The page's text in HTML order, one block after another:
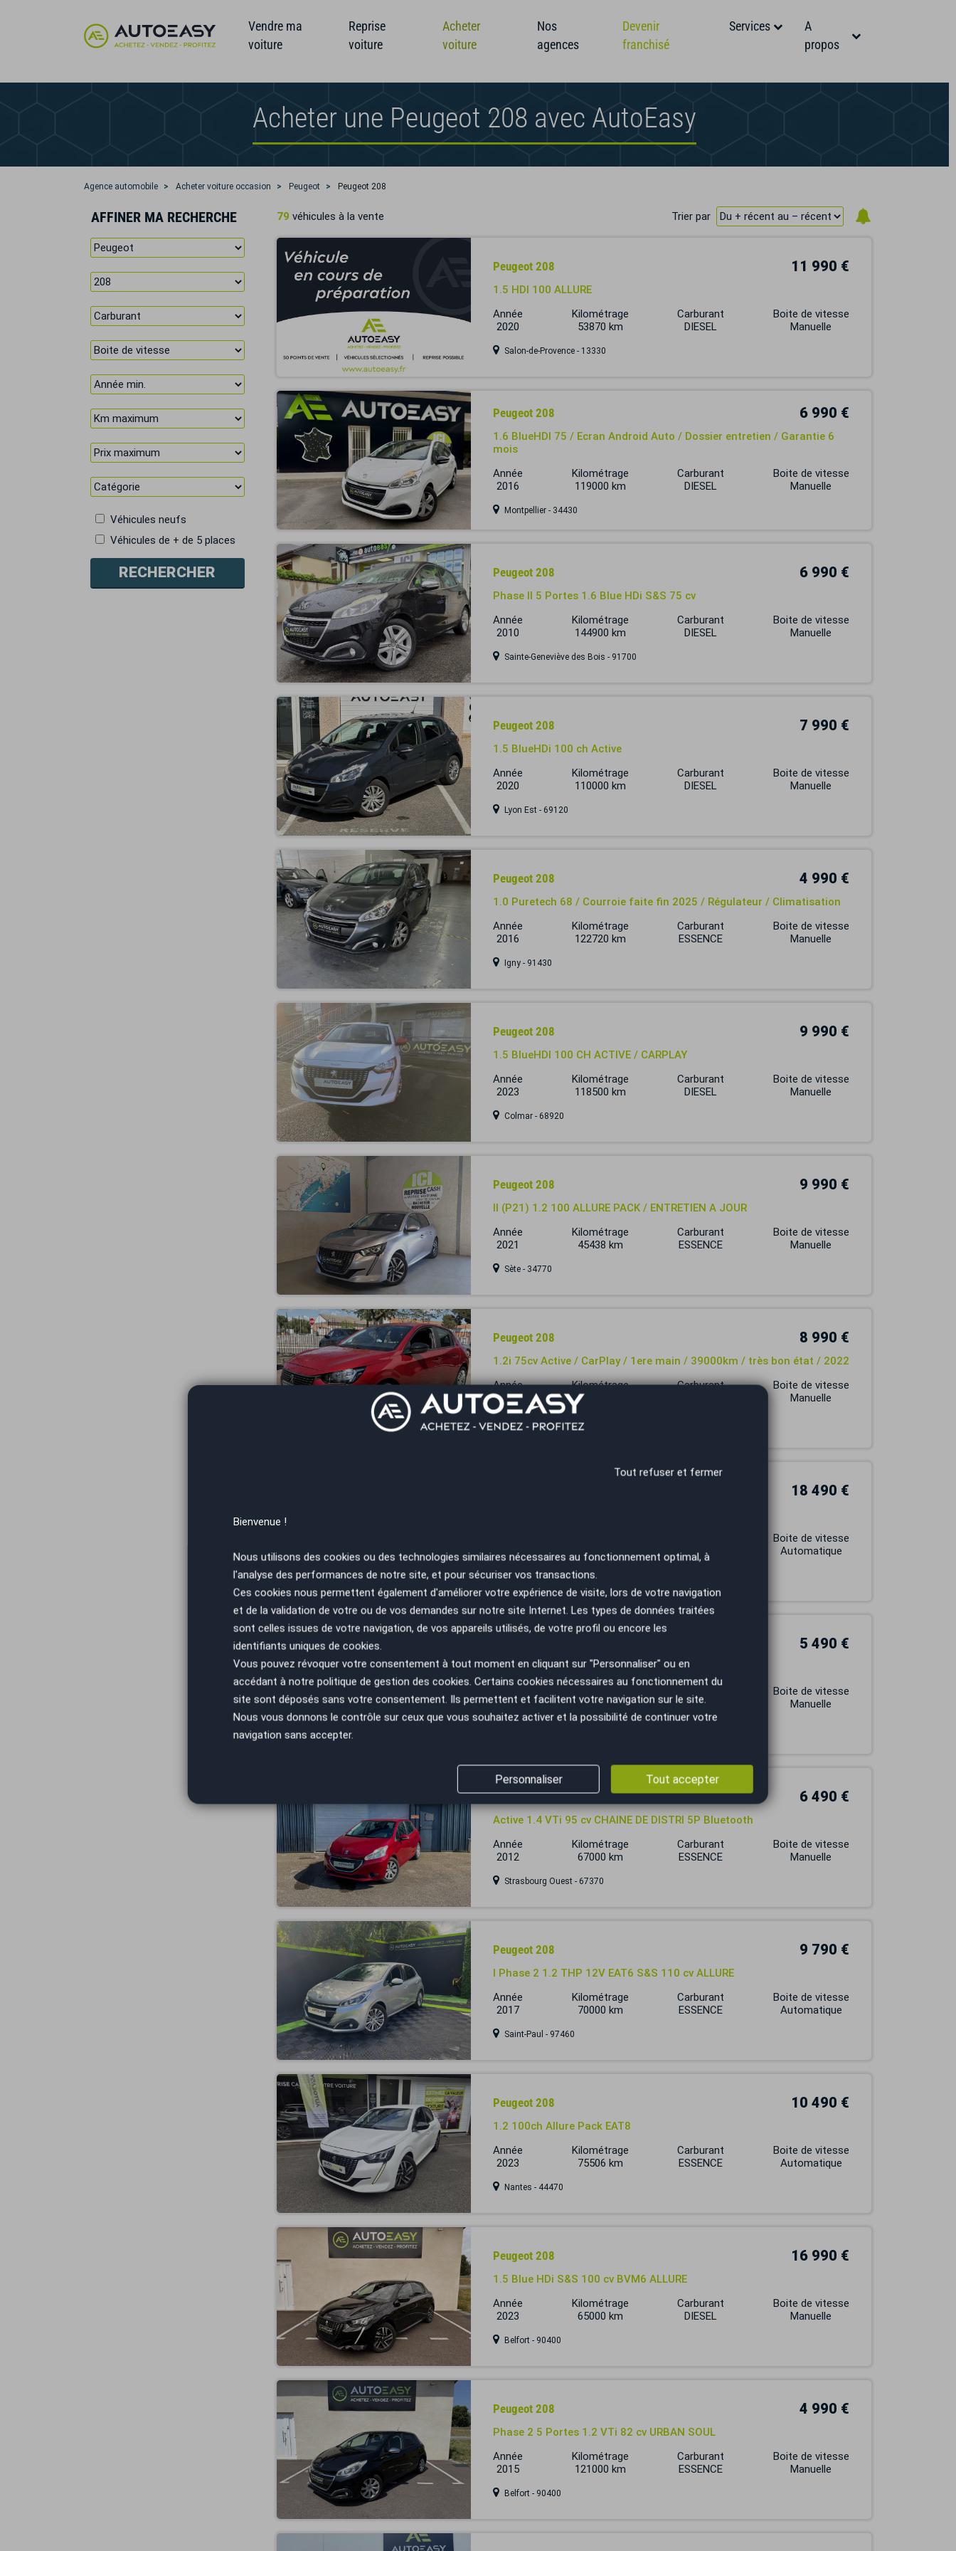
Vendre ma
voiture
Reprise
voiture
Acheter
voiture
Nos
agences
Devenir
franchisé
Services
A
propos
Acheter une Peugeot 208 avec AutoEasy
Agence automobile Acheter voiture occasion Peugeot Peugeot 208
AFFINER MA RECHERCHE
Véhicules neufs
Véhicules de + de 5 places
79 véhicules à la vente Trier par
Peugeot 208 11 990 €
1.5 HDI 100 ALLURE
Année
2020
Kilométrage
53870 km
Carburant
DIESEL
Boite de vitesse
Manuelle
Salon-de-Provence - 13330
Peugeot 208 6 990 €
1.6 BlueHDI 75 / Ecran Android Auto / Dossier entretien / Garantie 6
mois
Année
2016
Kilométrage
119000 km
Carburant
DIESEL
Boite de vitesse
Manuelle
Montpellier - 34430
Peugeot 208 6 990 €
Phase II 5 Portes 1.6 Blue HDi S&S 75 cv
Année
2010
Kilométrage
144900 km
Carburant
DIESEL
Boite de vitesse
Manuelle
Sainte-Geneviève des Bois - 91700
Peugeot 208 7 990 €
1.5 BlueHDi 100 ch Active
Année
2020
Kilométrage
110000 km
Carburant
DIESEL
Boite de vitesse
Manuelle
Lyon Est - 69120
Peugeot 208 4 990 €
1.0 Puretech 68 / Courroie faite fin 2025 / Régulateur / Climatisation
Année
2016
Kilométrage
122720 km
Carburant
ESSENCE
Boite de vitesse
Manuelle
Igny - 91430
Peugeot 208 9 990 €
1.5 BlueHDI 100 CH ACTIVE / CARPLAY
Année
2023
Kilométrage
118500 km
Carburant
DIESEL
Boite de vitesse
Manuelle
Colmar - 68920
Peugeot 208 9 990 €
II (P21) 1.2 100 ALLURE PACK / ENTRETIEN A JOUR
Année
2021
Kilométrage
45438 km
Carburant
ESSENCE
Boite de vitesse
Manuelle
Sète - 34770
Peugeot 208 8 990 €
1.2i 75cv Active / CarPlay / 1ere main / 39000km / très bon état / 2022
Année
2022
Kilométrage
39000 km
Carburant
Boite de vitesse
Manuelle
Aix-en-Provence - 13290
18 490 €
2024
26500 km
HYBRIDE
Boite de vitesse
Automatique
Besançon - 25220
5 490 €
1.2 / 82 cv ALLURE / Sièges chauffants
2017
90999 km
ESSENCE
Boite de vitesse
Manuelle
Peugeot 208 6 490 €
Active 1.4 VTi 95 cv CHAINE DE DISTRI 5P Bluetooth
Année
2012
Kilométrage
67000 km
Carburant
ESSENCE
Boite de vitesse
Manuelle
Strasbourg Ouest - 67370
Peugeot 208 9 790 €
I Phase 2 1.2 THP 12V EAT6 S&S 110 cv ALLURE
Année
2017
Kilométrage
70000 km
Carburant
ESSENCE
Boite de vitesse
Automatique
Saint-Paul - 97460
Peugeot 208 10 490 €
1.2 100ch Allure Pack EAT8
Année
2023
Kilométrage
75506 km
Carburant
ESSENCE
Boite de vitesse
Automatique
Nantes - 44470
Peugeot 208 16 990 €
1.5 Blue HDi S&S 100 cv BVM6 ALLURE
Année
2023
Kilométrage
65000 km
Carburant
DIESEL
Boite de vitesse
Manuelle
Belfort - 90400
Peugeot 208 4 990 €
Phase 2 5 Portes 1.2 VTi 82 cv URBAN SOUL
Année
2015
Kilométrage
121000 km
Carburant
ESSENCE
Boite de vitesse
Manuelle
Belfort - 90400
Tout refuser et fermer
Bienvenue !
Nous utilisons des cookies ou des technologies similaires nécessaires au fonctionnement optimal, à
l'analyse des performances de notre site, et pour sécuriser vos transactions.
Ces cookies nous permettent également d'améliorer votre expérience de visite, lors de votre navigation
et de la validation de votre ou de vos demandes sur notre site Internet. Les types de données traitées
sont celles issues de votre navigation, de vos appareils utilisés, de votre profil ou encore les
identifiants uniques de cookies.
Vous pouvez révoquer votre consentement à tout moment en cliquant sur "Personnaliser" ou en
accédant à notre politique de gestion des cookies. Certains cookies nécessaires au fonctionnement du
site sont déposés sans votre consentement. Ils permettent et facilitent votre navigation sur le site.
Nous vous donnons le contrôle sur ceux que vous souhaitez activer et la possibilité de continuer votre
navigation sans accepter.
Tout accepter
Personnaliser